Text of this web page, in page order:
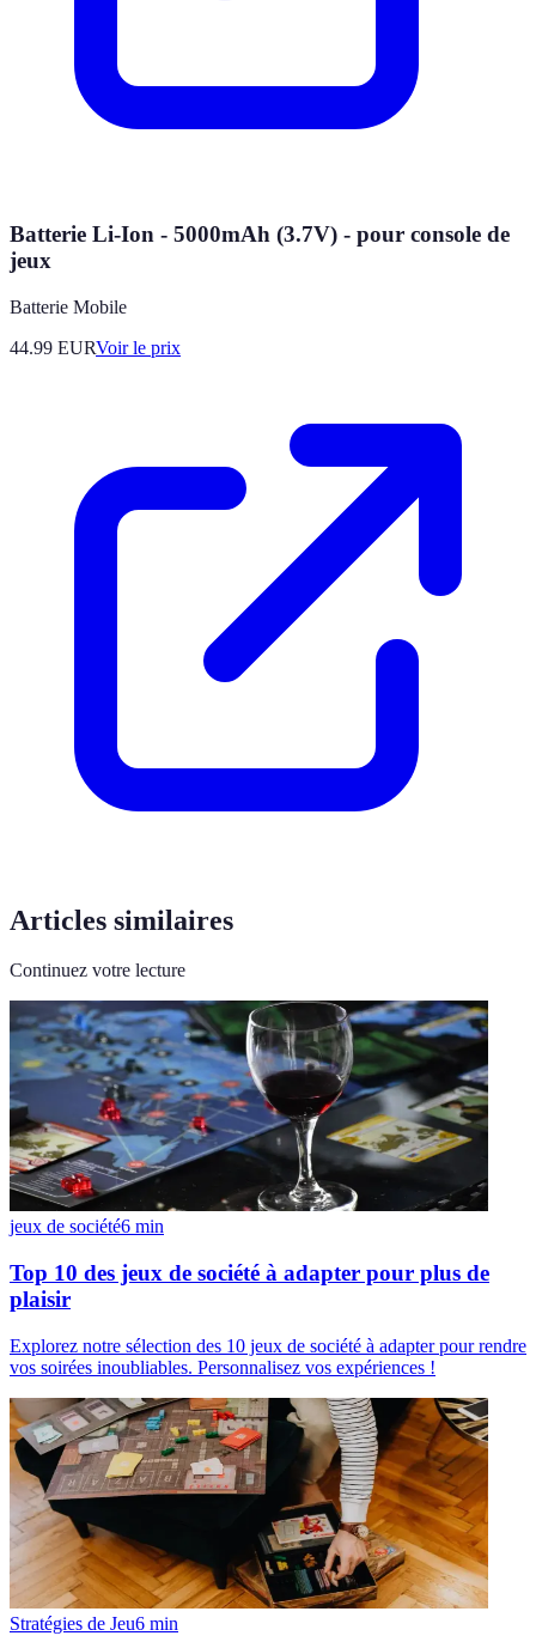
Batterie Li-Ion - 5000mAh (3.7V) - pour console de
jeux
Batterie Mobile
44.99 EURVoir le prix
Articles similaires
Continuez votre lecture
jeux de société6 min
Top 10 des jeux de société à adapter pour plus de
plaisir
Explorez notre sélection des 10 jeux de société à adapter pour rendre
vos soirées inoubliables. Personnalisez vos expériences !
Stratégies de Jeu6 min